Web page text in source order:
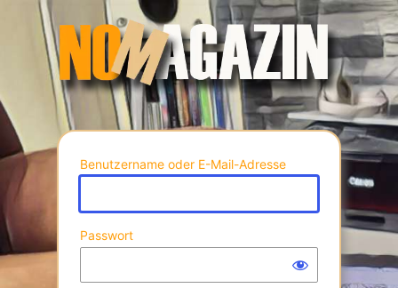
Anmelden
Benutzername oder E-Mail-Adresse
Passwort